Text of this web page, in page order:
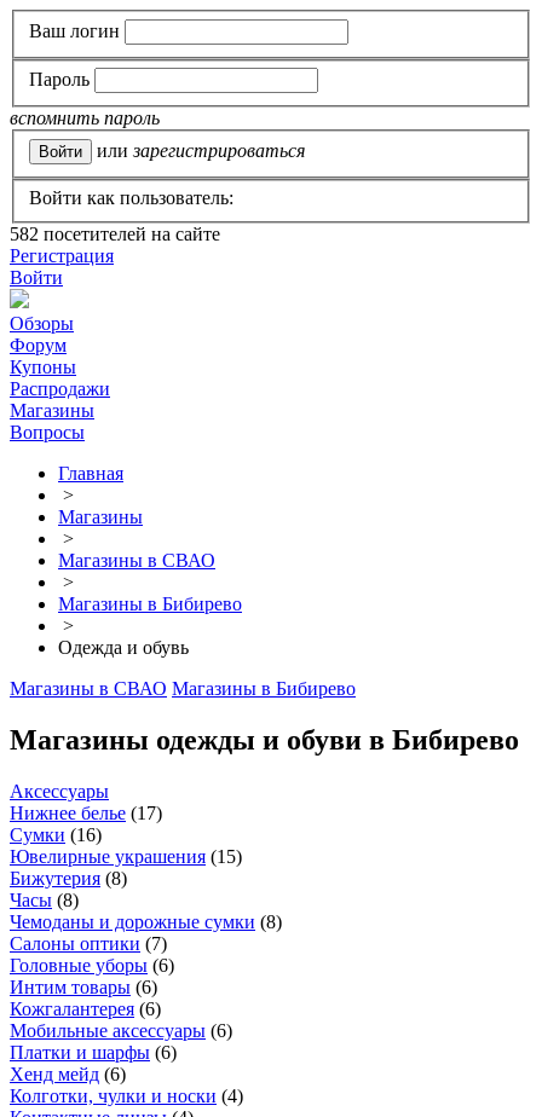
Ваш логин
Пароль
вспомнить пароль
или зарегистрироваться
Войти как пользователь:
582 посетителей на сайте
Регистрация
Войти
Обзоры
Форум
Купоны
Распродажи
Магазины
Вопросы
Главная
>
Магазины
>
Магазины в СВАО
>
Магазины в Бибирево
>
Одежда и обувь
Магазины в СВАО Магазины в Бибирево
Магазины одежды и обуви в Бибирево
Аксессуары
Нижнее белье (17)
Сумки (16)
Ювелирные украшения (15)
Бижутерия (8)
Часы (8)
Чемоданы и дорожные сумки (8)
Салоны оптики (7)
Головные уборы (6)
Интим товары (6)
Кожгалантерея (6)
Мобильные аксессуары (6)
Платки и шарфы (6)
Хенд мейд (6)
Колготки, чулки и носки (4)